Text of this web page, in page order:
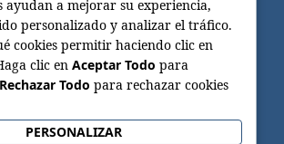
ayudan a mejorar su experiencia,
personalizado y analizar el tráfico.
cookies permitir haciendo clic en
clic en Aceptar Todo para
Rechazar Todo para rechazar cookies
PERSONALIZAR